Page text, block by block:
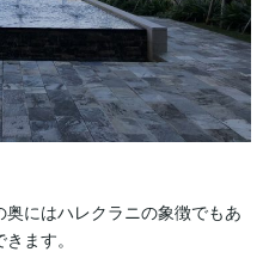
にはハレクラニの象徴でもあ
ます。